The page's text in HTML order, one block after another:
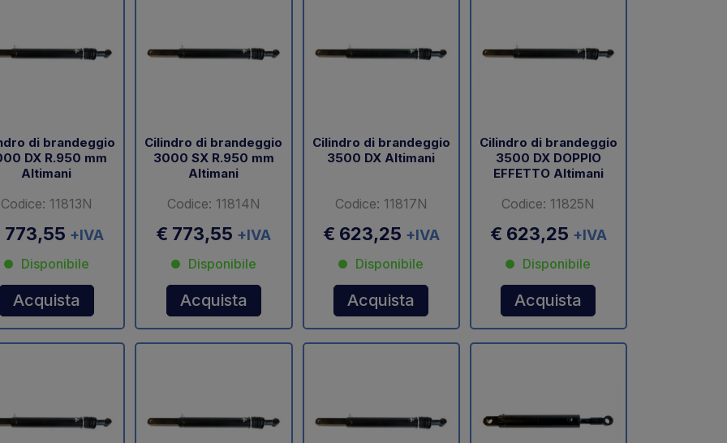
di brandeggio
DX R.950 mm
Altimani
Codice: 11813N
773,55 +IVA
Disponibile
Acquista
Cilindro di brandeggio
3000 SX R.950 mm
Altimani
Codice: 11814N
€ 773,55 +IVA
Disponibile
Acquista
Cilindro di brandeggio
3500 DX Altimani
Codice: 11817N
€ 623,25 +IVA
Disponibile
Acquista
Cilindro di brandeggio
3500 DX DOPPIO
EFFETTO Altimani
Codice: 11825N
€ 623,25 +IVA
Disponibile
Acquista